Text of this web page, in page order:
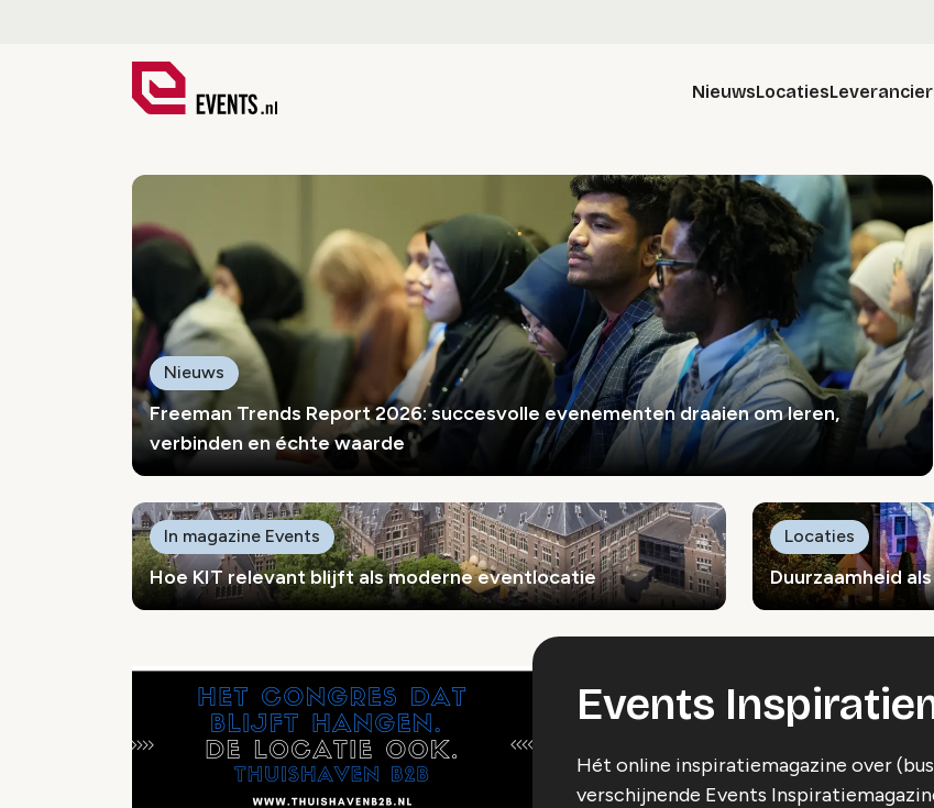
NieuwsLocaties
Events.nl
Freeman Trends Report 2026: succesvolle evenementen draaien om leren,
verbinden en échte waarde
Nieuws
Hoe KIT relevant blijft als moderne eventlocatie
In magazine Events
Duurzaamheid
Locaties
Events
Hét online inspiratiemagazine over
verschijnende Events